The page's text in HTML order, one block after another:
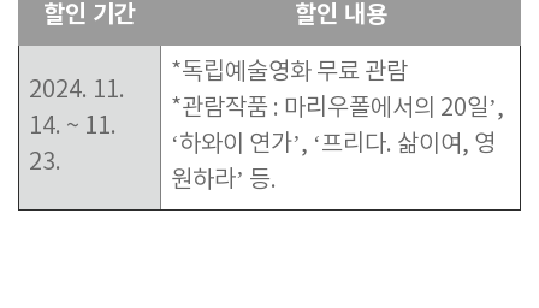
할인 기간 할인 내용
2024. 11.
14. ~ 11.
23.
*독립예술영화 무료 관람
*관람작품 : 마리우폴에서의 20일’,
‘하와이 연가’, ‘프리다. 삶이여, 영
원하라’ 등.